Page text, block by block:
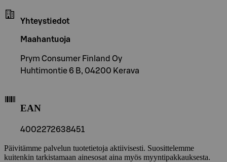
Yhteystiedot
Maahantuoja
Prym Consumer Finland Oy
Huhtimontie 6 B, 04200 Kerava
EAN
4002272638451
Päivitämme palvelun tuotetietoja aktiivisesti. Suosittelemme
kuitenkin tarkistamaan ainesosat aina myös myyntipakkauksesta.